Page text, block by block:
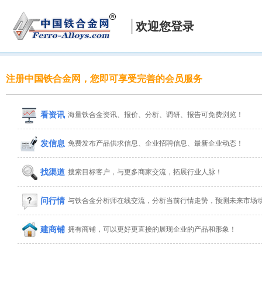
欢迎您登录
注册中国铁合金网，您即可享受完善的会员服务
看资讯 海量铁合金资讯、报价、分析、调研、报告可免费浏览！
发信息 免费发布产品供求信息、企业招聘信息、最新企业动态！
找渠道 搜索目标客户，与更多商家交流，拓展行业人脉！
问行情 与铁合金分析师在线交流，分析当前行情走势，预测未来市场
建商铺 拥有商铺，可以更好更直接的展现企业的产品和形象！